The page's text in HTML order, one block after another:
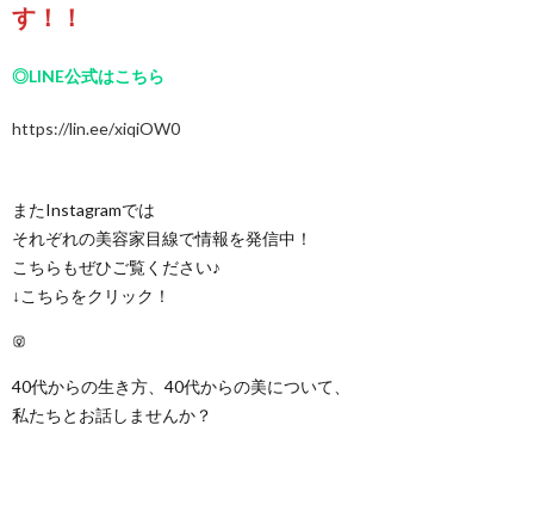
す！！
◎LINE公式はこちら
https://lin.ee/xiqiOW0
またInstagramでは
それぞれの美容家目線で情報を発信中！
こちらもぜひご覧ください♪
↓こちらをクリック！
Instagram
40代からの生き方、40代からの美について、
私たちとお話しませんか？